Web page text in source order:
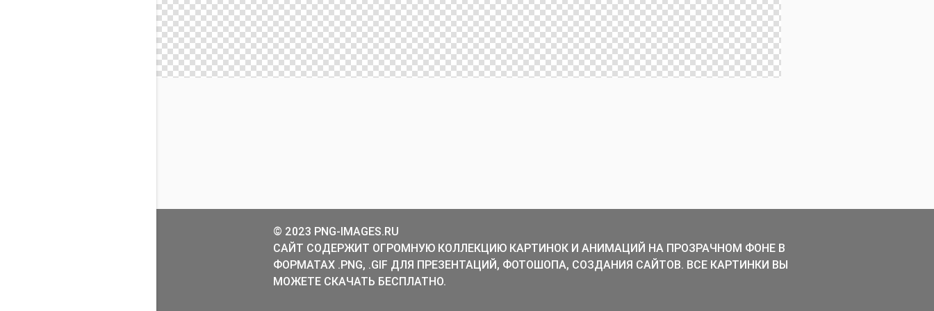
© 2023 PNG-IMAGES.RU
САЙТ СОДЕРЖИТ ОГРОМНУЮ КОЛЛЕКЦИЮ КАРТИНОК И АНИМАЦИЙ НА ПРОЗРАЧНОМ ФОНЕ В
ФОРМАТАХ .PNG, .GIF ДЛЯ ПРЕЗЕНТАЦИЙ, ФОТОШОПА, СОЗДАНИЯ САЙТОВ. ВСЕ КАРТИНКИ ВЫ
МОЖЕТЕ СКАЧАТЬ БЕСПЛАТНО.